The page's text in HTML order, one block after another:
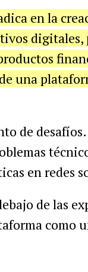
en la
una
de desafíos.
en redes
de las
como